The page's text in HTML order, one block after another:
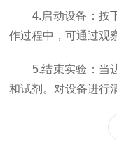
4.启动设备：按下
作过程中，可通过观
5.结束实验：当达
和试剂。对设备进行